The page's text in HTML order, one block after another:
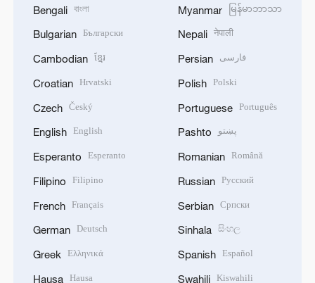
Bengali বাংলা
Bulgarian Български
Cambodian ខ្មែរ
Croatian Hrvatski
Czech Český
English English
Esperanto Esperanto
Filipino Filipino
French Français
German Deutsch
Greek Ελληνικά
Hausa Hausa
Myanmar မြန်မာဘာသာ
Nepali नेपाली
Persian فارسی
Polish Polski
Portuguese Português
Pashto پښتو
Romanian Română
Russian Русский
Serbian Српски
Sinhala සිංහල
Spanish Español
Swahili Kiswahili